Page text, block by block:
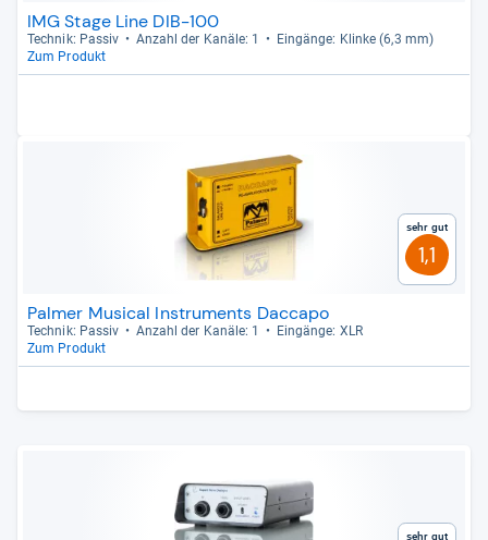
IMG Stage Line DIB-100
Tech­nik: Pas­siv Anzahl der Kanäle: 1
Ein­gänge: Klinke (6,3 mm)
Zum Produkt
Sehr gut
1,1
Palmer Musical Instruments Daccapo
Tech­nik: Pas­siv Anzahl der Kanäle: 1
Ein­gänge: XLR
Zum Produkt
Sehr gut